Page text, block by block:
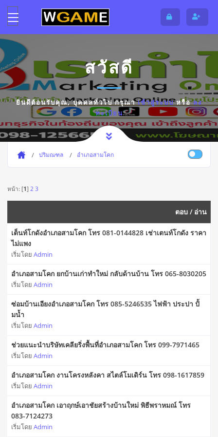
สวัสดี
ยินดีต้อนรับคุณ,บุคคลทั่วไปกรุณาเข้าสู่ระบบหรือลง
ทะเบียน
ปริมณฑล อำเภอสามโคก
หน้า: [1] 2 3
ตอบ / อ่าน
เต็นท์โกดังอำเภอสามโคก โทร 081-0144828 เช่าเตนท์โกดัง ราคา
ไม่แพง
เริ่มโดย Admin
อำเภอสามโคก ยกบ้านเก่าทำใหม่ กลับด้านบ้าน โทร 065-8030205
เริ่มโดย Admin
ซ่อมบ้านเอียงอำเภอสามโคก โทร 085-5246535 ไฟฟ้า ประปา ปั้
มน้ำ
เริ่มโดย Admin
ช่วยแนะนำบริษัทเคลียริ่งพื้นที่อำเภอสามโคก โทร 099-7971465
เริ่มโดย Admin
อำเภอสามโคก งานโครงหลังคา สไตล์โมเดิร์น โทร 098-1617859
เริ่มโดย Admin
อำเภอสามโคก เอาฤกษ์เอาชัยสร้างบ้านใหม่ พิธีพราหมณ์ โทร
083-7124273
เริ่มโดย Admin